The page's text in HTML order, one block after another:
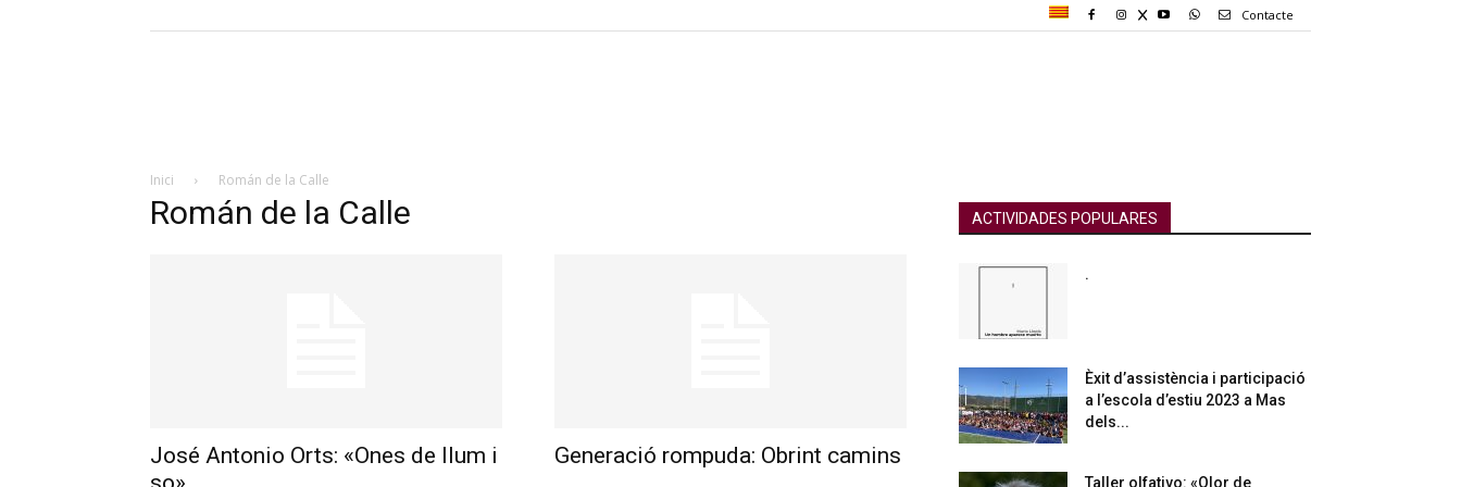
Contacte
Inici Román de la Calle
Román de la Calle
José Antonio Orts: «Ones de llum i
Generació rompuda: Obrint camins
ACTIVIDADES POPULARES
.
Èxit d’assistència i participació
a l’escola d’estiu 2023 a Mas
dels...
Taller olfativo: «Olor de